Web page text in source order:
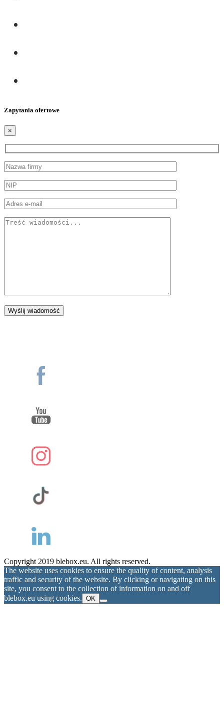
Zapytania ofertowe
×
Copyright 2019 blebox.eu. All rights reserved.
The website uses cookies to ensure the quality of content, analysis
traffic and security of the website. By clicking or navigating on this
site, you consent to the collection of information on and off
blebox.eu using cookies. OK